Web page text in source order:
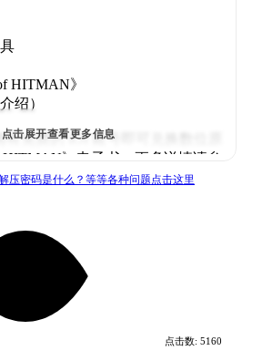
HITMAN》
绍）
有免费的 IOI 账号即可兑换数位原
》电子书。更多详情请参
点击展开查看更多信息
压密码是什么？等等各种问题点击这里
点击数: 5160